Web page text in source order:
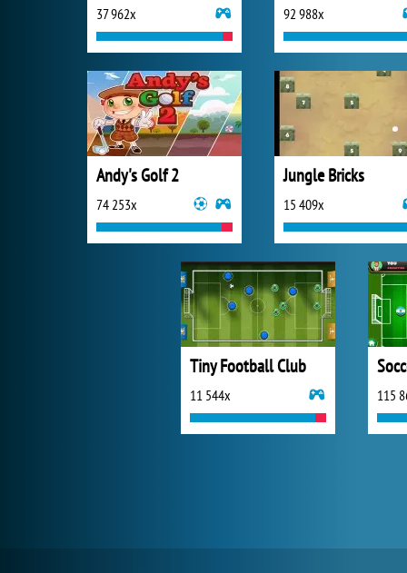
37 962x 92 988x
Andy's Golf 2
74 253x
Jungle Bricks
15 409x
Tiny Football Club
11 544x 115